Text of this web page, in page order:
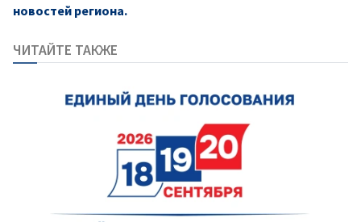
новостей региона.
ЧИТАЙТЕ ТАКЖЕ